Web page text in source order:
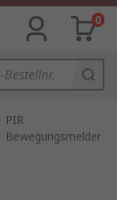
0
PIR
Bewegungsmelder